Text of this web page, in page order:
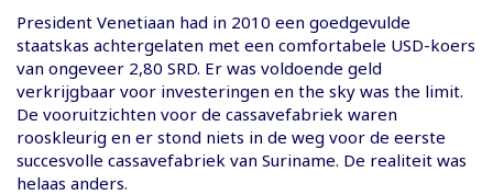
President Venetiaan had in 2010 een goedgevulde
staatskas achtergelaten met een comfortabele USD-koers
van ongeveer 2,80 SRD. Er was voldoende geld
verkrijgbaar voor investeringen en the sky was the limit.
De vooruitzichten voor de cassavefabriek waren
rooskleurig en er stond niets in de weg voor de eerste
succesvolle cassavefabriek van Suriname. De realiteit was
helaas anders.